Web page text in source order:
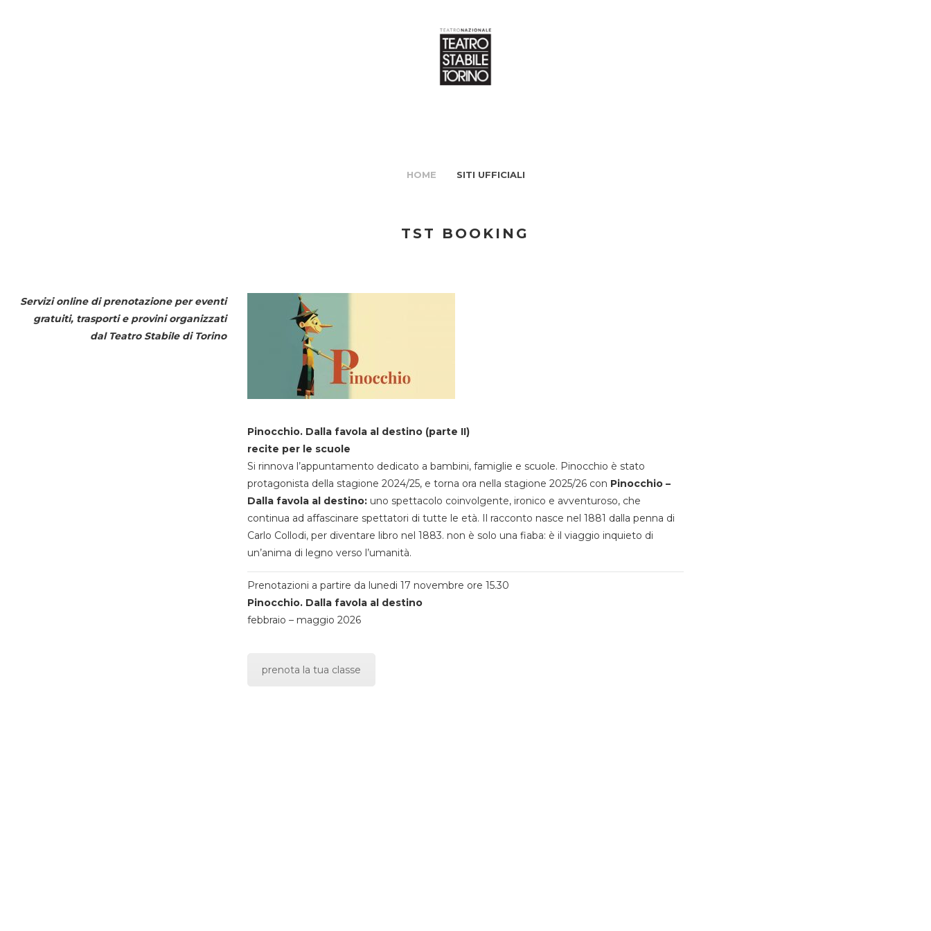
HOME SITI UFFICIALI
TST BOOKING
Servizi online di prenotazione per eventi
gratuiti, trasporti e provini organizzati
dal Teatro Stabile di Torino
Pinocchio. Dalla favola al destino (parte II)
recite per le scuole
Si rinnova l’appuntamento dedicato a bambini, famiglie e scuole. Pinocchio è stato
protagonista della stagione 2024/25, e torna ora nella stagione 2025/26 con Pinocchio –
Dalla favola al destino:uno spettacolo coinvolgente, ironico e avventuroso, che
continua ad affascinare spettatori di tutte le età. Il racconto nasce nel 1881 dalla penna di
Carlo Collodi, per diventare libro nel 1883. non è solo una fiaba: è il viaggio inquieto di
un’anima di legno verso l’umanità.
Prenotazioni a partire da lunedi 17 novembre ore 15.30
Pinocchio. Dalla favola al destino
febbraio – maggio 2026
prenota la tua classe